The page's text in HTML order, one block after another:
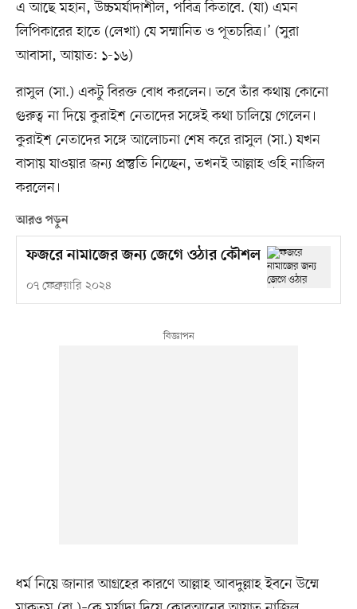
এ আছে মহান, উচ্চমর্যাদাশীল, পবিত্র কিতাবে. (যা) এমন
লিপিকারের হাতে (লেখা) যে সম্মানিত ও পূতচরিত্র।’ (সুরা
আবাসা, আয়াত: ১-১৬)
রাসুল (সা.) একটু বিরক্ত বোধ করলেন। তবে তাঁর কথায় কোনো
গুরুত্ব না দিয়ে কুরাইশ নেতাদের সঙ্গেই কথা চালিয়ে গেলেন।
কুরাইশ নেতাদের সঙ্গে আলোচনা শেষ করে রাসুল (সা.) যখন
বাসায় যাওয়ার জন্য প্রস্তুতি নিচ্ছেন, তখনই আল্লাহ ওহি নাজিল
করলেন।
আরও পড়ুন
ফজরে নামাজের জন্য জেগে ওঠার কৌশল
০৭ ফেব্রুয়ারি ২০২৪
ধর্ম নিয়ে জানার আগ্রহের কারণে আল্লাহ আবদুল্লাহ ইবনে উম্মে